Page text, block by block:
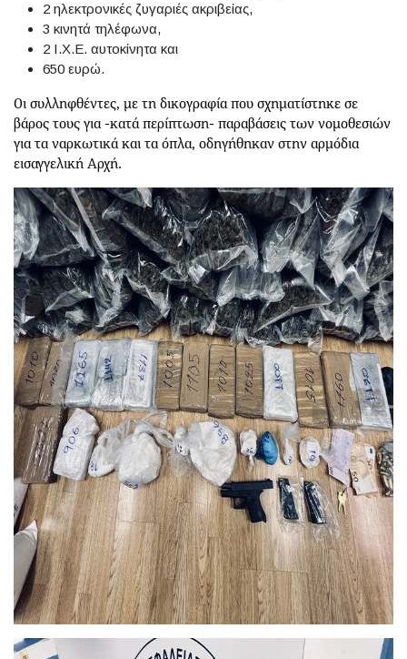
2 ηλεκτρονικές ζυγαριές ακριβείας,
3 κινητά τηλέφωνα,
2 Ι.Χ.Ε. αυτοκίνητα και
650 ευρώ.
Οι συλληφθέντες, με τη δικογραφία που σχηματίστηκε σε
βάρος τους για -κατά περίπτωση- παραβάσεις των νομοθεσιών
για τα ναρκωτικά και τα όπλα, οδηγήθηκαν στην αρμόδια
εισαγγελική Αρχή.